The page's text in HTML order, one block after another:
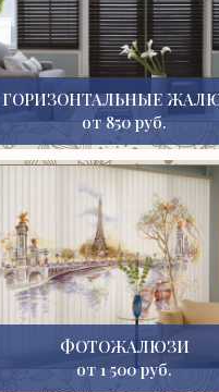
ГОРИЗОНТАЛЬНЫЕ
от 850 руб.
ФОТОЖАЛЮЗИ
от 1 500 руб.